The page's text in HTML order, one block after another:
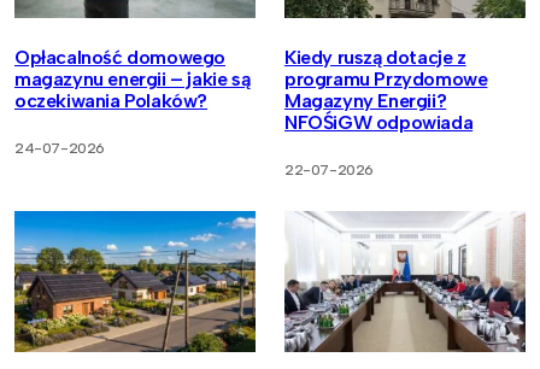
Opłacalność domowego
magazynu energii – jakie są
oczekiwania Polaków?
24-07-2026
Kiedy ruszą dotacje z
programu Przydomowe
Magazyny Energii?
NFOŚiGW odpowiada
22-07-2026